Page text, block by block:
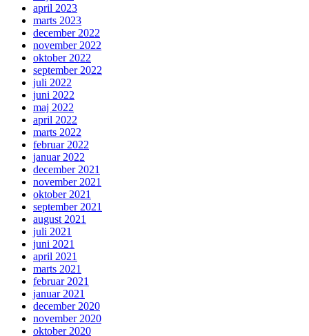
april 2023
marts 2023
december 2022
november 2022
oktober 2022
september 2022
juli 2022
juni 2022
maj 2022
april 2022
marts 2022
februar 2022
januar 2022
december 2021
november 2021
oktober 2021
september 2021
august 2021
juli 2021
juni 2021
april 2021
marts 2021
februar 2021
januar 2021
december 2020
november 2020
oktober 2020